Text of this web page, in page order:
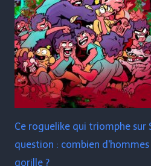
Ce roguelike qui triomphe sur
question : combien
gorille ?